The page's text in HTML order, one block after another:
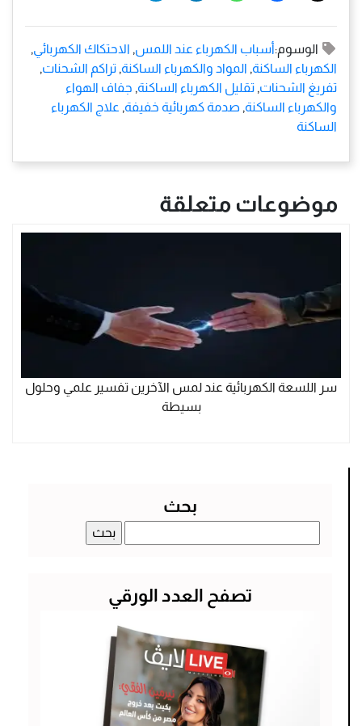
الوسوم:أسباب الكهرباء عند اللمس, الاحتكاك الكهربائي,
الكهرباء الساكنة, المواد والكهرباء الساكنة, تراكم الشحنات,
تفريغ الشحنات, تقليل الكهرباء الساكنة, جفاف الهواء
والكهرباء الساكنة, صدمة كهربائية خفيفة, علاج الكهرباء
الساكنة
موضوعات متعلقة
سر اللسعة الكهربائية عند لمس الآخرين تفسير علمي وحلول
بسيطة
بحث
عن:
تصفح العدد الورقي